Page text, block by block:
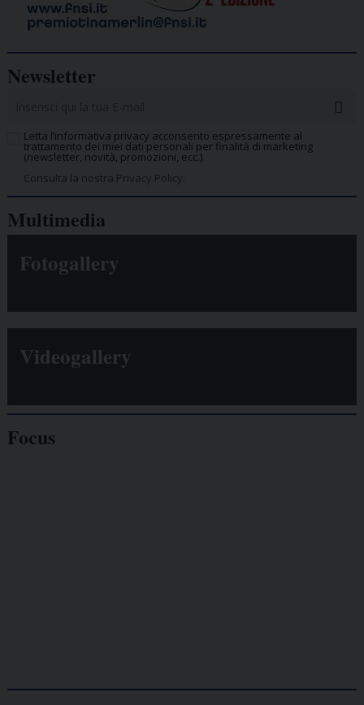
Newsletter
Letta l’informativa privacy acconsento espressamente al
trattamento dei miei dati personali per finalità di marketing
(newsletter, novità, promozioni, ecc.).
Consulta la nostra Privacy Policy.
Multimedia
Fotogallery
Videogallery
Focus